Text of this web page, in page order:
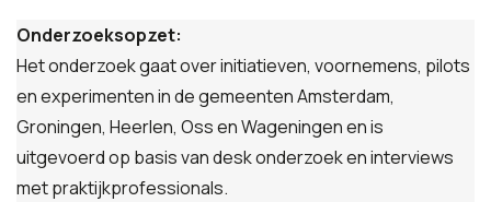
Onderzoeksopzet:
Het onderzoek gaat over initiatieven, voornemens, pilots
en experimenten in de gemeenten Amsterdam,
Groningen, Heerlen, Oss en Wageningen en is
uitgevoerd op basis van desk onderzoek en interviews
met praktijkprofessionals.